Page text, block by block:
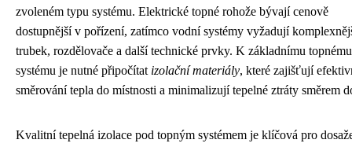
zvoleném typu systému. Elektrické topné rohože bývají cenově
dostupnější v pořízení, zatímco vodní systémy vyžadují
trubek, rozdělovače a další technické prvky. K základnímu topnému
systému je nutné připočítat izolační materiály, které zajišťují
směrování tepla do místnosti a minimalizují tepelné ztráty směrem
Kvalitní tepelná izolace pod topným systémem je klíčová pro